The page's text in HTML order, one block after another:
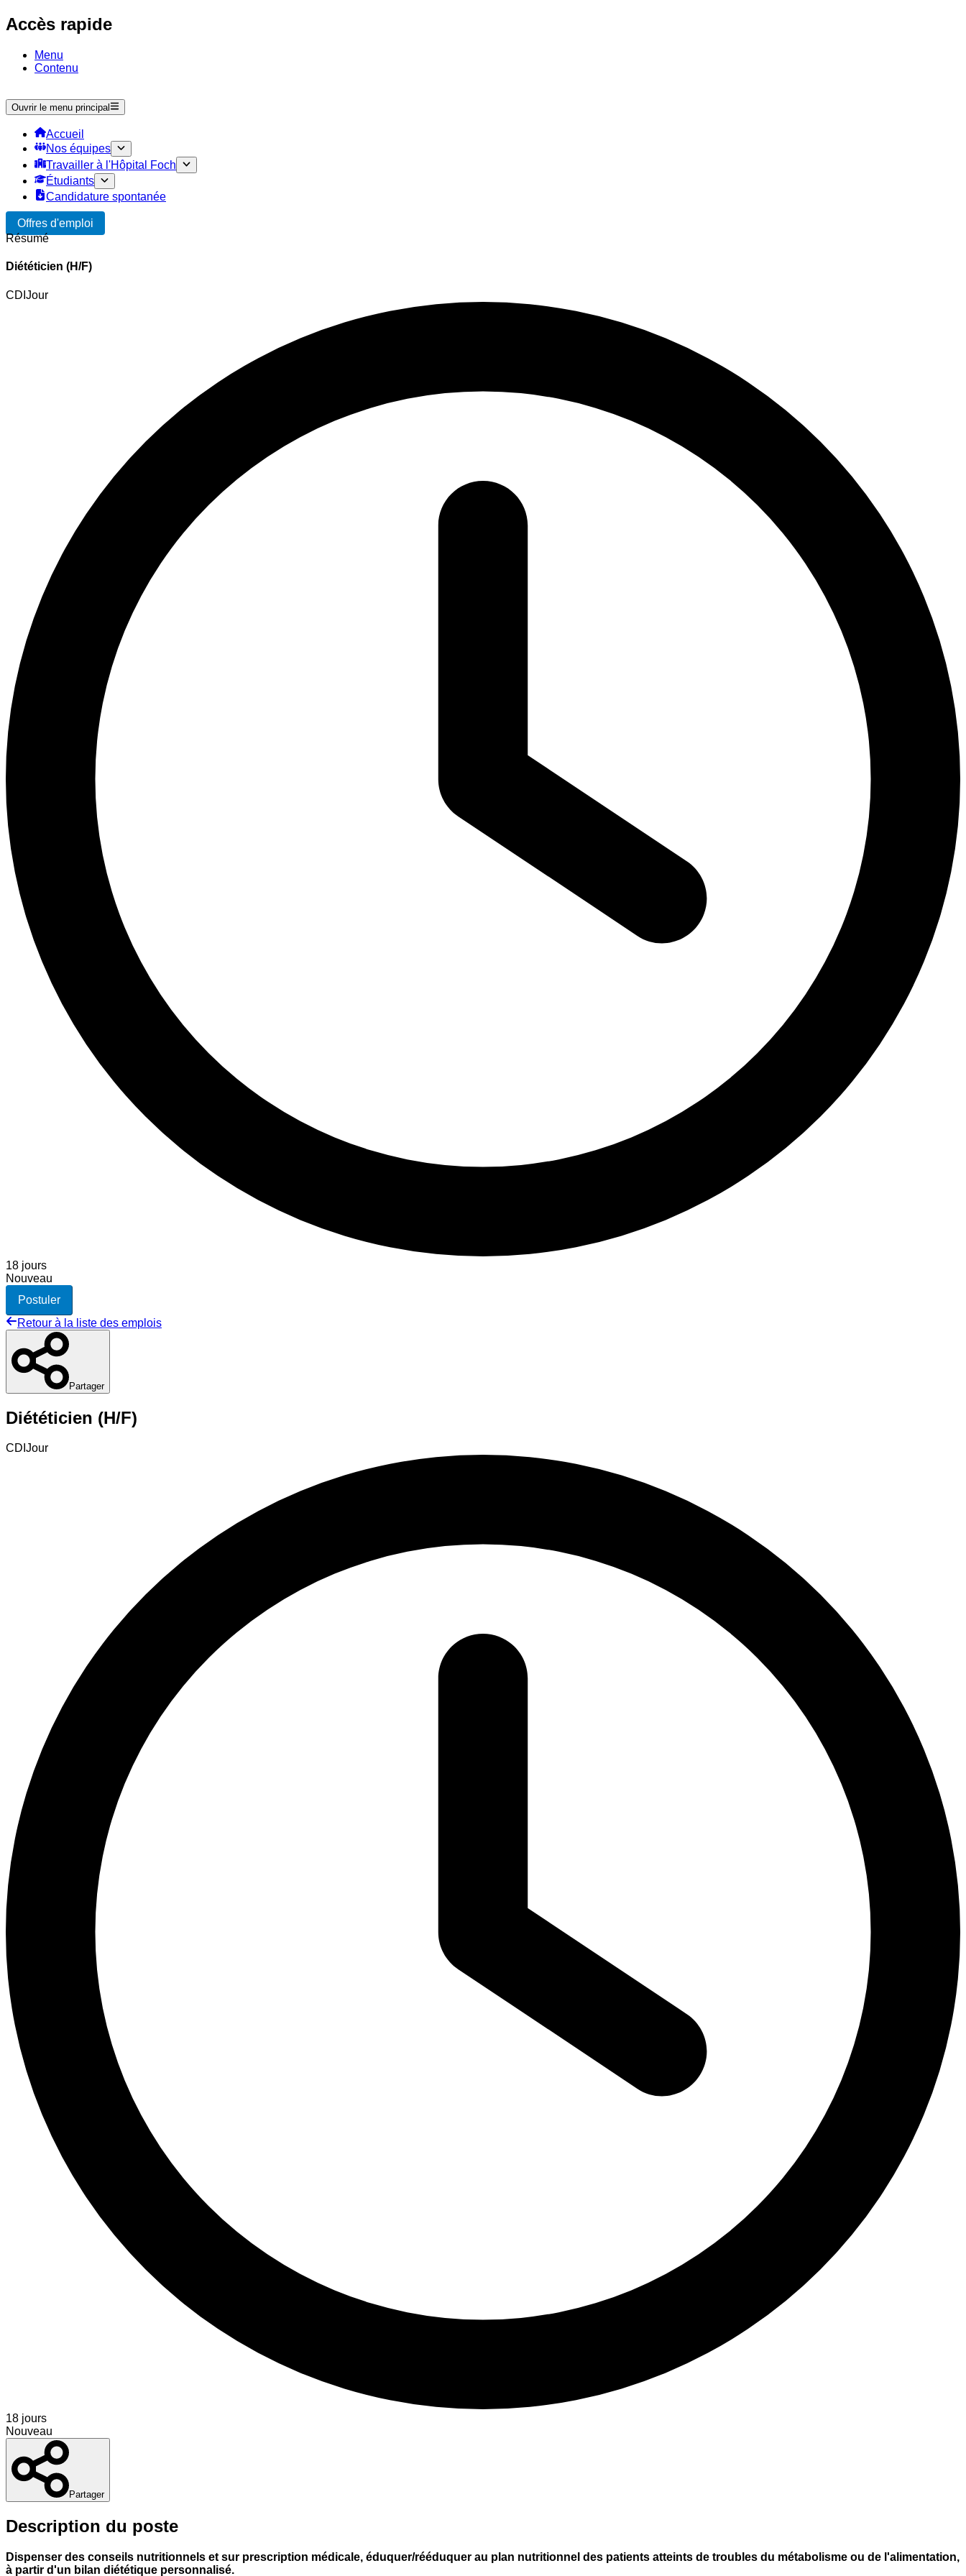
Accès rapide
Menu
Contenu
Ouvrir le menu principal
Accueil
Nos équipes
Travailler à l'Hôpital Foch
Étudiants
Candidature spontanée
Offres d'emploi
Résumé
Diététicien (H/F)
CDI Jour
18 jours
Nouveau
Postuler
Retour à la liste des emplois
Partager
Diététicien (H/F)
CDI Jour
18 jours
Nouveau
Partager
Description du poste
Dispenser des conseils nutritionnels et sur prescription médicale, éduquer/rééduquer au plan nutritionnel des patients atteints de troubles du métabolisme ou de l'alimentation,
à partir d'un bilan diététique personnalisé.